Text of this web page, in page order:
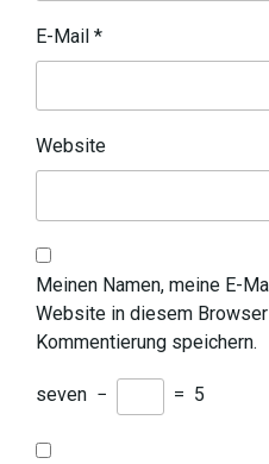
E-Mail *
Website
Meinen Namen, meine E-
Website in diesem
Kommentierung speichern.
seven − = 5